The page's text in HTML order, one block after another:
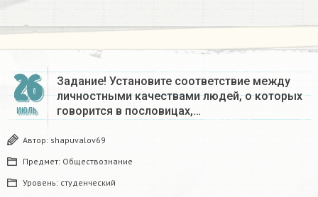
26
ИЮЛЬ
Задание! Установите соответствие между
личностными качествами людей, о которых
говорится в пословицах,…
Автор: shapuvalov69
Предмет: Обществознание
Уровень: студенческий